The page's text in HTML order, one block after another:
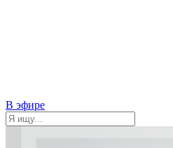
В эфире